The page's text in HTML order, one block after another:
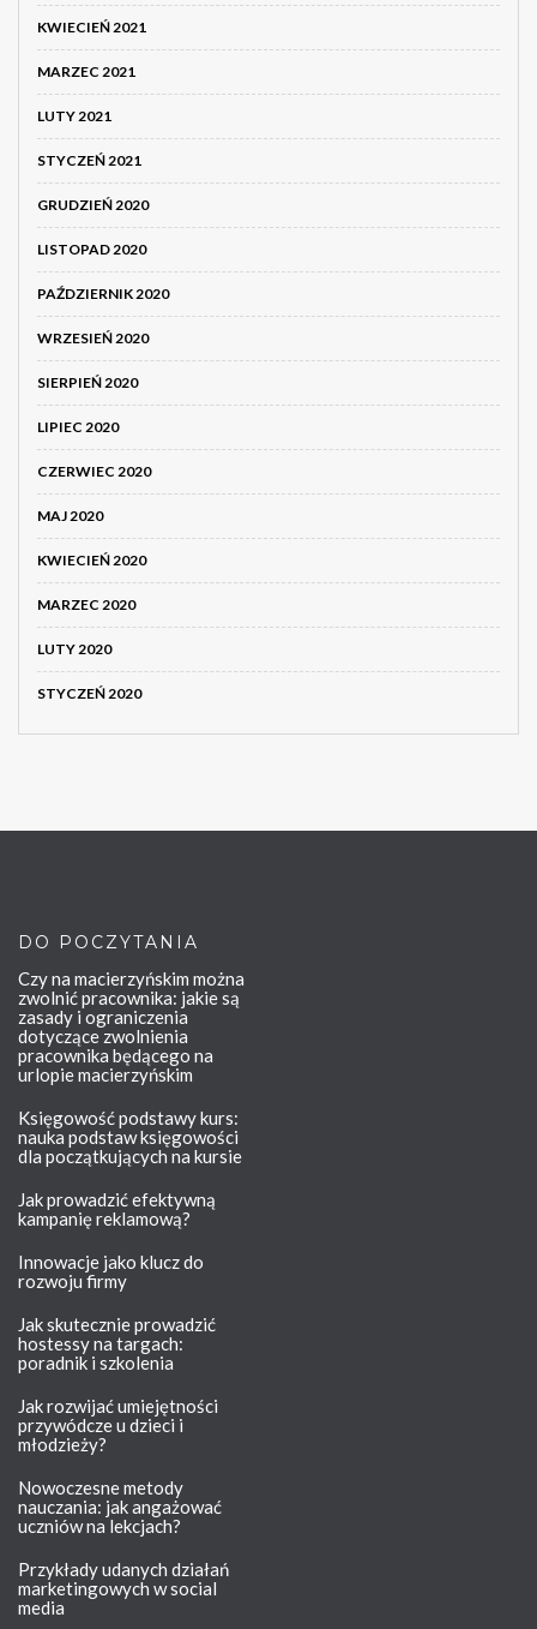
KWIECIEŃ 2021
MARZEC 2021
LUTY 2021
STYCZEŃ 2021
GRUDZIEŃ 2020
LISTOPAD 2020
PAŹDZIERNIK 2020
WRZESIEŃ 2020
SIERPIEŃ 2020
LIPIEC 2020
CZERWIEC 2020
MAJ 2020
KWIECIEŃ 2020
MARZEC 2020
LUTY 2020
STYCZEŃ 2020
DO POCZYTANIA
Czy na macierzyńskim można
zwolnić pracownika: jakie są
zasady i ograniczenia
dotyczące zwolnienia
pracownika będącego na
urlopie macierzyńskim
Księgowość podstawy kurs:
nauka podstaw księgowości
dla początkujących na kursie
Jak prowadzić efektywną
kampanię reklamową?
Innowacje jako klucz do
rozwoju firmy
Jak skutecznie prowadzić
hostessy na targach:
poradnik i szkolenia
Jak rozwijać umiejętności
przywódcze u dzieci i
młodzieży?
Nowoczesne metody
nauczania: jak angażować
uczniów na lekcjach?
Przykłady udanych działań
marketingowych w social
media